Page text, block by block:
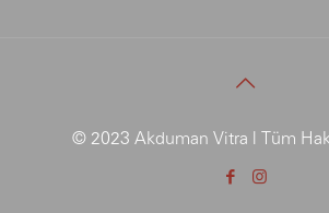
© 2023 Akduman Vitra | Tüm